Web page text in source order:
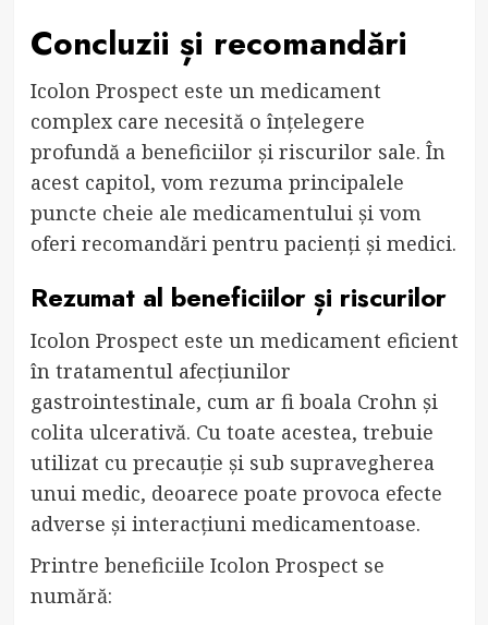
Concluzii și recomandări
Icolon Prospect este un medicament
complex care necesită o înțelegere
profundă a beneficiilor și riscurilor sale. În
acest capitol, vom rezuma principalele
puncte cheie ale medicamentului și vom
oferi recomandări pentru pacienți și medici.
Rezumat al beneficiilor și riscurilor
Icolon Prospect este un medicament eficient
în tratamentul afecțiunilor
gastrointestinale, cum ar fi boala Crohn și
colita ulcerativă. Cu toate acestea, trebuie
utilizat cu precauție și sub supravegherea
unui medic, deoarece poate provoca efecte
adverse și interacțiuni medicamentoase.
Printre beneficiile Icolon Prospect se
numără: